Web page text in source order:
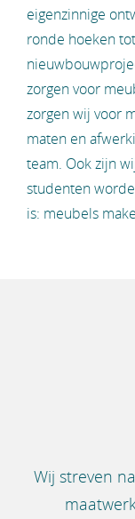
eigenzinnige
ronde hoeken
zorgen voor
zorgen wij voor
maten en
team. Ook zijn
studenten
is: meubels
Wij streven